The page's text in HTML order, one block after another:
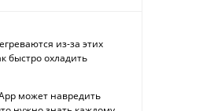
из-за этих
быстро охладить
может навредить